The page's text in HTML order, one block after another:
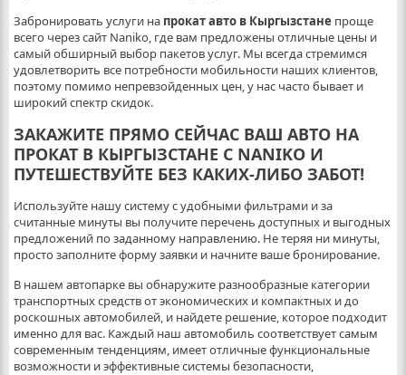
Забронировать услуги на прокат авто в Кыргызстане проще
всего через сайт Naniko, где вам предложены отличные цены и
самый обширный выбор пакетов услуг. Мы всегда стремимся
удовлетворить все потребности мобильности наших клиентов,
поэтому помимо непревзойденных цен, у нас часто бывает и
широкий спектр скидок.
ЗАКАЖИТЕ ПРЯМО СЕЙЧАС ВАШ АВТО НА
ПРОКАТ В КЫРГЫЗСТАНЕ С NANIKO И
ПУТЕШЕСТВУЙТЕ БЕЗ КАКИХ-ЛИБО ЗАБОТ!
Используйте нашу систему с удобными фильтрами и за
считанные минуты вы получите перечень доступных и выгодных
предложений по заданному направлению. Не теряя ни минуты,
просто заполните форму заявки и начните ваше бронирование.
В нашем автопарке вы обнаружите разнообразные категории
транспортных средств от экономических и компактных и до
роскошных автомобилей, и найдете решение, которое подходит
именно для вас. Каждый наш автомобиль соответствует самым
современным тенденциям, имеет отличные функциональные
возможности и эффективные системы безопасности,